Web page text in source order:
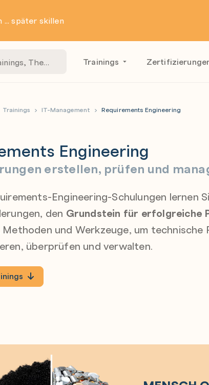
... später skillen
Trainings
Trainings IT-Management Requirements Engineering
Engineering
erstellen, prüfen und
Engineering-Schulungen lernen
den Grundstein für erfolgreiche
Methoden und Werkzeuge, um
überprüfen und verwalten.